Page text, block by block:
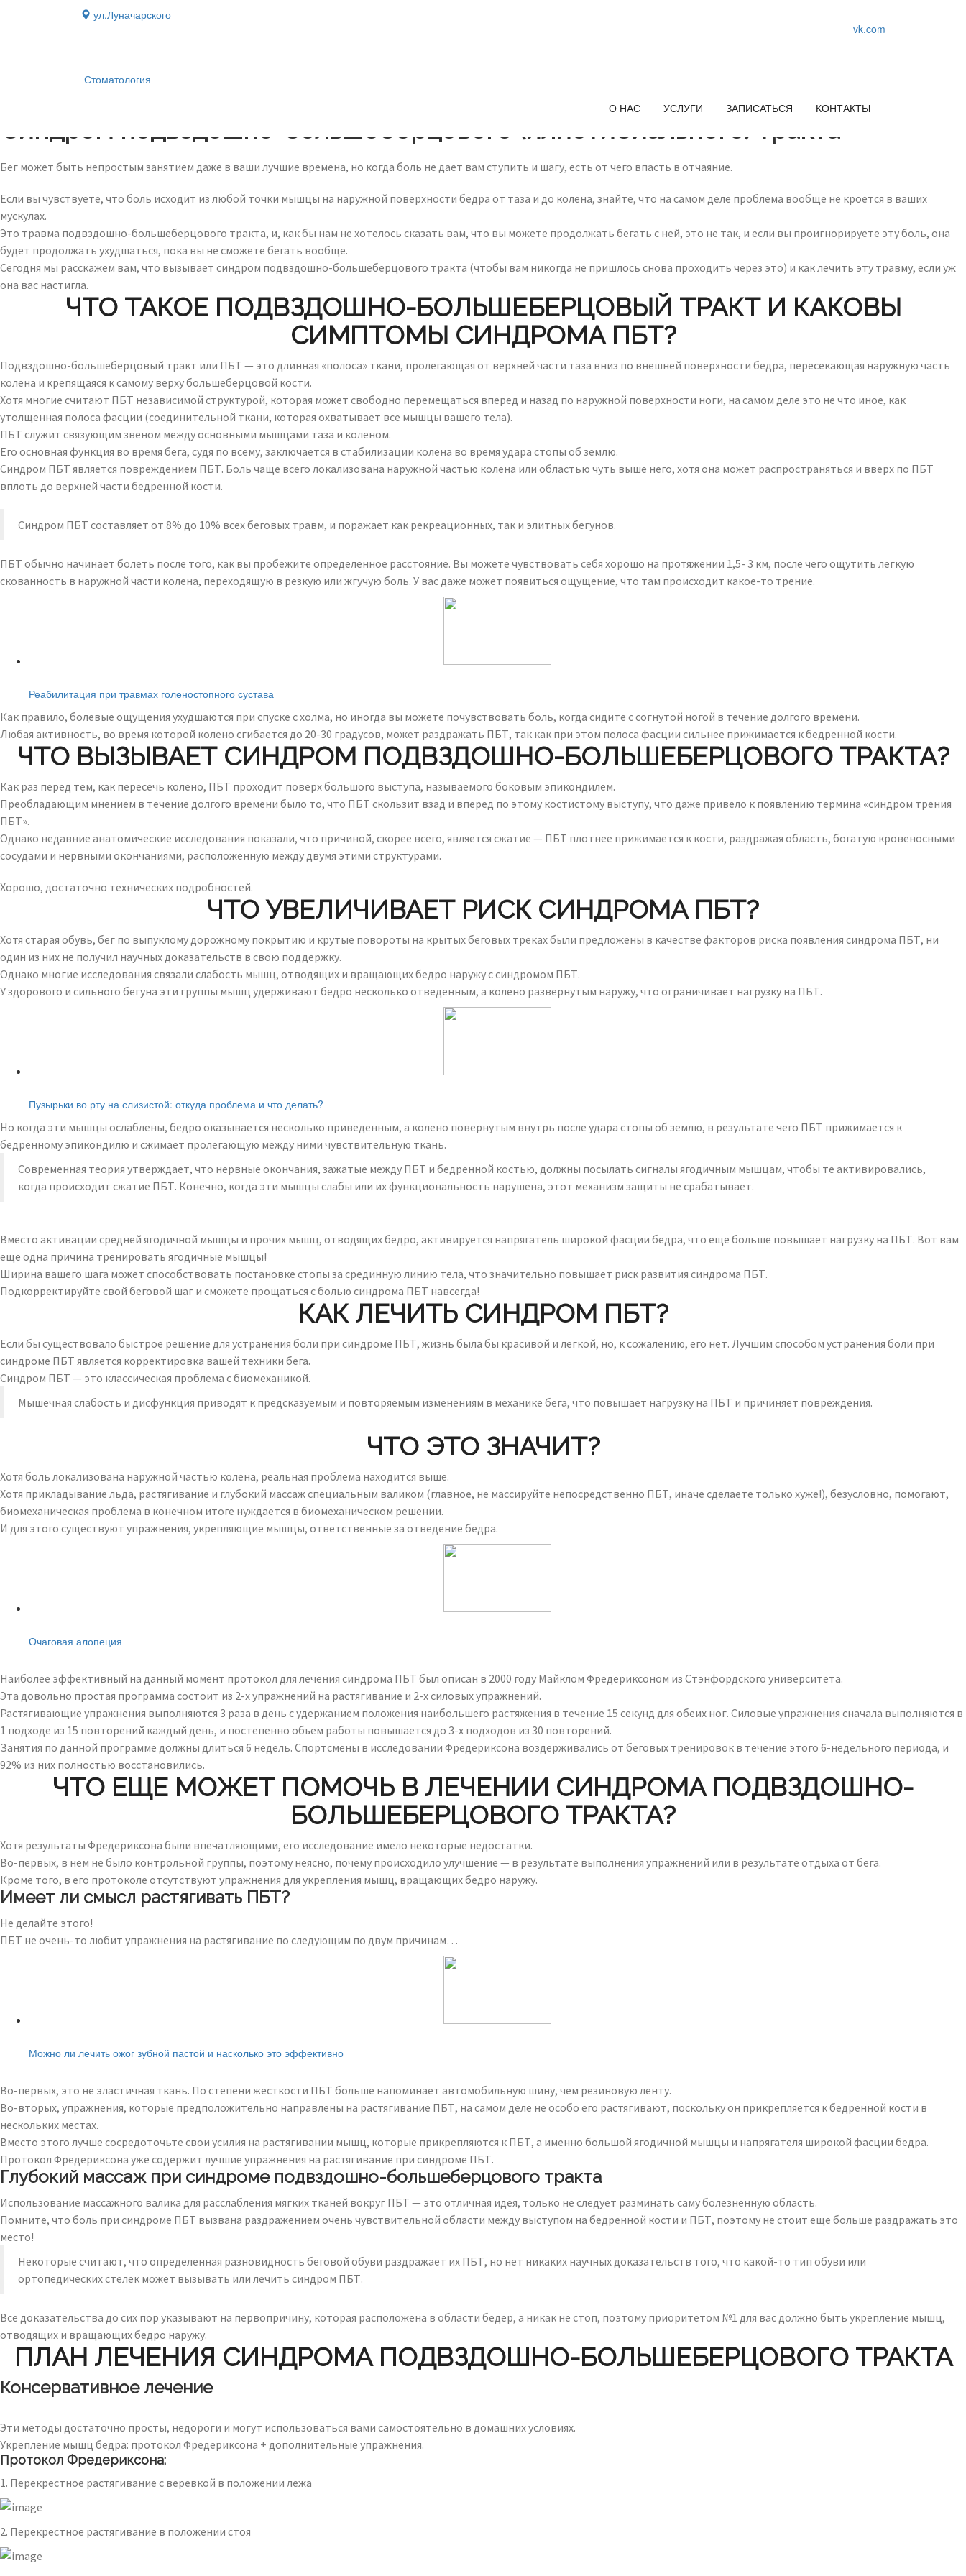
ул.Луначарского
vk.com
Стоматология
О НАС
УСЛУГИ ЗАПИСАТЬСЯ КОНТАКТЫ
Синдром подвздошно-большеберцового (илиотибиального) тракта
Бег может быть непростым занятием даже в ваши лучшие времена, но когда боль не дает вам ступить и шагу, есть от чего впасть в отчаяние.
Если вы чувствуете, что боль исходит из любой точки мышцы на наружной поверхности бедра от таза и до колена, знайте, что на самом деле проблема вообще не кроется в ваших
мускулах.
Это травма подвздошно-большеберцового тракта, и, как бы нам не хотелось сказать вам, что вы можете продолжать бегать с ней, это не так, и если вы проигнорируете эту боль, она
будет продолжать ухудшаться, пока вы не сможете бегать вообще.
Сегодня мы расскажем вам, что вызывает синдром подвздошно-большеберцового тракта (чтобы вам никогда не пришлось снова проходить через это) и как лечить эту травму, если уж
она вас настигла.
ЧТО ТАКОЕ ПОДВЗДОШНО-БОЛЬШЕБЕРЦОВЫЙ ТРАКТ И КАКОВЫ
СИМПТОМЫ СИНДРОМА ПБТ?
Подвздошно-большеберцовый тракт или ПБТ — это длинная «полоса» ткани, пролегающая от верхней части таза вниз по внешней поверхности бедра, пересекающая наружную часть
колена и крепящаяся к самому верху большеберцовой кости.
Хотя многие считают ПБТ независимой структурой, которая может свободно перемещаться вперед и назад по наружной поверхности ноги, на самом деле это не что иное, как
утолщенная полоса фасции (соединительной ткани, которая охватывает все мышцы вашего тела).
ПБТ служит связующим звеном между основными мышцами таза и коленом.
Его основная функция во время бега, судя по всему, заключается в стабилизации колена во время удара стопы об землю.
Синдром ПБТ является повреждением ПБТ. Боль чаще всего локализована наружной частью колена или областью чуть выше него, хотя она может распространяться и вверх по ПБТ
вплоть до верхней части бедренной кости.
Синдром ПБТ составляет от 8% до 10% всех беговых травм, и поражает как рекреационных, так и элитных бегунов.
ПБТ обычно начинает болеть после того, как вы пробежите определенное расстояние. Вы можете чувствовать себя хорошо на протяжении 1,5- 3 км, после чего ощутить легкую
скованность в наружной части колена, переходящую в резкую или жгучую боль. У вас даже может появиться ощущение, что там происходит какое-то трение.
Реабилитация при травмах голеностопного сустава
Как правило, болевые ощущения ухудшаются при спуске с холма, но иногда вы можете почувствовать боль, когда сидите с согнутой ногой в течение долгого времени.
Любая активность, во время которой колено сгибается до 20-30 градусов, может раздражать ПБТ, так как при этом полоса фасции сильнее прижимается к бедренной кости.
ЧТО ВЫЗЫВАЕТ СИНДРОМ ПОДВЗДОШНО-БОЛЬШЕБЕРЦОВОГО ТРАКТА?
Как раз перед тем, как пересечь колено, ПБТ проходит поверх большого выступа, называемого боковым эпикондилем.
Преобладающим мнением в течение долгого времени было то, что ПБТ скользит взад и вперед по этому костистому выступу, что даже привело к появлению термина «синдром трения
ПБТ».
Однако недавние анатомические исследования показали, что причиной, скорее всего, является сжатие — ПБТ плотнее прижимается к кости, раздражая область, богатую кровеносными
сосудами и нервными окончаниями, расположенную между двумя этими структурами.
Хорошо, достаточно технических подробностей.
ЧТО УВЕЛИЧИВАЕТ РИСК СИНДРОМА ПБТ?
Хотя старая обувь, бег по выпуклому дорожному покрытию и крутые повороты на крытых беговых треках были предложены в качестве факторов риска появления синдрома ПБТ, ни
один из них не получил научных доказательств в свою поддержку.
Однако многие исследования связали слабость мышц, отводящих и вращающих бедро наружу с синдромом ПБТ.
У здорового и сильного бегуна эти группы мышц удерживают бедро несколько отведенным, а колено развернутым наружу, что ограничивает нагрузку на ПБТ.
Пузырьки во рту на слизистой: откуда проблема и что делать?
Но когда эти мышцы ослаблены, бедро оказывается несколько приведенным, а колено повернутым внутрь после удара стопы об землю, в результате чего ПБТ прижимается к
бедренному эпикондилю и сжимает пролегающую между ними чувствительную ткань.
Современная теория утверждает, что нервные окончания, зажатые между ПБТ и бедренной костью, должны посылать сигналы ягодичным мышцам, чтобы те активировались,
когда происходит сжатие ПБТ. Конечно, когда эти мышцы слабы или их функциональность нарушена, этот механизм защиты не срабатывает.
Вместо активации средней ягодичной мышцы и прочих мышц, отводящих бедро, активируется напрягатель широкой фасции бедра, что еще больше повышает нагрузку на ПБТ. Вот вам
еще одна причина тренировать ягодичные мышцы!
Ширина вашего шага может способствовать постановке стопы за срединную линию тела, что значительно повышает риск развития синдрома ПБТ.
Подкорректируйте свой беговой шаг и сможете прощаться с болью синдрома ПБТ навсегда!
КАК ЛЕЧИТЬ СИНДРОМ ПБТ?
Если бы существовало быстрое решение для устранения боли при синдроме ПБТ, жизнь была бы красивой и легкой, но, к сожалению, его нет. Лучшим способом устранения боли при
синдроме ПБТ является корректировка вашей техники бега.
Синдром ПБТ — это классическая проблема с биомеханикой.
Мышечная слабость и дисфункция приводят к предсказуемым и повторяемым изменениям в механике бега, что повышает нагрузку на ПБТ и причиняет повреждения.
ЧТО ЭТО ЗНАЧИТ?
Хотя боль локализована наружной частью колена, реальная проблема находится выше.
Хотя прикладывание льда, растягивание и глубокий массаж специальным валиком (главное, не массируйте непосредственно ПБТ, иначе сделаете только хуже!), безусловно, помогают,
биомеханическая проблема в конечном итоге нуждается в биомеханическом решении.
И для этого существуют упражнения, укрепляющие мышцы, ответственные за отведение бедра.
Очаговая алопеция
Наиболее эффективный на данный момент протокол для лечения синдрома ПБТ был описан в 2000 году Майклом Фредериксоном из Стэнфордского университета.
Эта довольно простая программа состоит из 2-х упражнений на растягивание и 2-х силовых упражнений.
Растягивающие упражнения выполняются 3 раза в день с удержанием положения наибольшего растяжения в течение 15 секунд для обеих ног. Силовые упражнения сначала выполняются в
1 подходе из 15 повторений каждый день, и постепенно объем работы повышается до 3-х подходов из 30 повторений.
Занятия по данной программе должны длиться 6 недель. Спортсмены в исследовании Фредериксона воздерживались от беговых тренировок в течение этого 6-недельного периода, и
92% из них полностью восстановились.
ЧТО ЕЩЕ МОЖЕТ ПОМОЧЬ В ЛЕЧЕНИИ СИНДРОМА ПОДВЗДОШНО-
БОЛЬШЕБЕРЦОВОГО ТРАКТА?
Хотя результаты Фредериксона были впечатляющими, его исследование имело некоторые недостатки.
Во-первых, в нем не было контрольной группы, поэтому неясно, почему происходило улучшение — в результате выполнения упражнений или в результате отдыха от бега.
Кроме того, в его протоколе отсутствуют упражнения для укрепления мышц, вращающих бедро наружу.
Имеет ли смысл растягивать ПБТ?
Не делайте этого!
ПБТ не очень-то любит упражнения на растягивание по следующим по двум причинам…
Можно ли лечить ожог зубной пастой и насколько это эффективно
Во-первых, это не эластичная ткань. По степени жесткости ПБТ больше напоминает автомобильную шину, чем резиновую ленту.
Во-вторых, упражнения, которые предположительно направлены на растягивание ПБТ, на самом деле не особо его растягивают, поскольку он прикрепляется к бедренной кости в
нескольких местах.
Вместо этого лучше сосредоточьте свои усилия на растягивании мышц, которые прикрепляются к ПБТ, а именно большой ягодичной мышцы и напрягателя широкой фасции бедра.
Протокол Фредериксона уже содержит лучшие упражнения на растягивание при синдроме ПБТ.
Глубокий массаж при синдроме подвздошно-большеберцового тракта
Использование массажного валика для расслабления мягких тканей вокруг ПБТ — это отличная идея, только не следует разминать саму болезненную область.
Помните, что боль при синдроме ПБТ вызвана раздражением очень чувствительной области между выступом на бедренной кости и ПБТ, поэтому не стоит еще больше раздражать это
место!
Некоторые считают, что определенная разновидность беговой обуви раздражает их ПБТ, но нет никаких научных доказательств того, что какой-то тип обуви или
ортопедических стелек может вызывать или лечить синдром ПБТ.
Все доказательства до сих пор указывают на первопричину, которая расположена в области бедер, а никак не стоп, поэтому приоритетом №1 для вас должно быть укрепление мышц,
отводящих и вращающих бедро наружу.
ПЛАН ЛЕЧЕНИЯ СИНДРОМА ПОДВЗДОШНО-БОЛЬШЕБЕРЦОВОГО ТРАКТА
Консервативное лечение
Эти методы достаточно просты, недороги и могут использоваться вами самостоятельно в домашних условиях.
Укрепление мышц бедра: протокол Фредериксона + дополнительные упражнения.
Протокол Фредериксона:
1. Перекрестное растягивание с веревкой в положении лежа
2. Перекрестное растягивание в положении стоя